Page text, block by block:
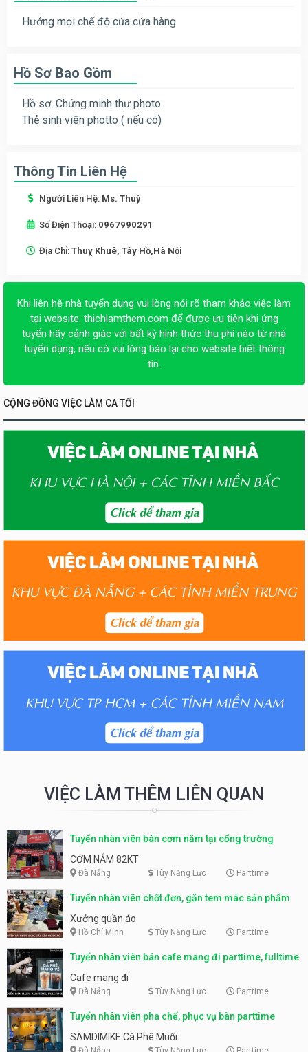
Hưởng mọi chế độ của cửa hàng
Hồ Sơ Bao Gồm
Hồ sơ: Chứng minh thư photo
Thẻ sinh viên photto ( nếu có)
Thông Tin Liên Hệ
Người Liên Hệ: Ms. Thuỳ
Số Điện Thoại: 0967990291
Địa Chỉ: Thuỵ Khuê, Tây Hồ,Hà Nội
Khi liên hệ nhà tuyển dụng vui lòng nói rõ tham khảo việc làm
tại website: thichlamthem.com để được ưu tiên khi ứng
tuyển hãy cảnh giác với bất kỳ hình thức thu phí nào từ nhà
tuyển dụng, nếu có vui lòng báo lại cho website biết thông
tin.
CỘNG ĐỒNG VIỆC LÀM CA TỐI
VIỆC LÀM THÊM LIÊN QUAN
Tuyển nhân viên bán cơm nắm tại cổng trường
CƠM NẮM 82KT
Đà Nẵng Tùy Năng Lực Parttime
Tuyển nhân viên chốt đơn, gắn tem mác sản phẩm
Xưởng quần áo
Hồ Chí Minh Tùy Năng Lực Parttime
Tuyển nhân viên bán cafe mang đi parttime, fulltime
Cafe mang đi
Đà Nẵng Tùy Năng Lực Parttime
Tuyển nhân viên pha chế, phục vụ bàn parttime
SAMDIMIKE Cà Phê Muối